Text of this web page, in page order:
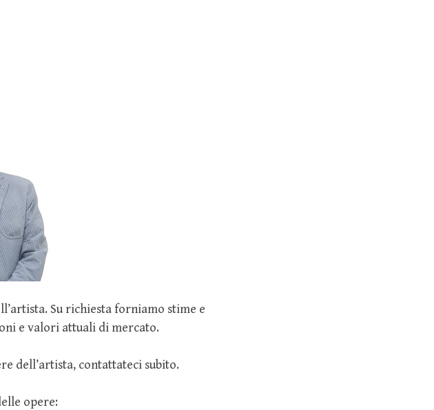
Su richiesta forniamo stime e
e valori attuali di mercato.
dell’artista, contattateci subito.
opere: